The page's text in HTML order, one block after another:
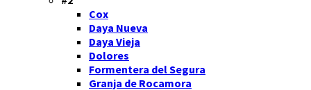
Cox
Daya Nueva
Daya Vieja
Dolores
Formentera del Segura
Granja de Rocamora